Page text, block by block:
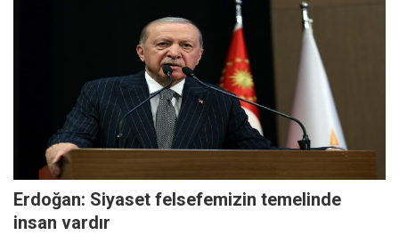
Erdoğan: Siyaset felsefemizin temelinde
insan vardır